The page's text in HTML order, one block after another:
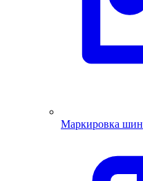
Маркировка шин